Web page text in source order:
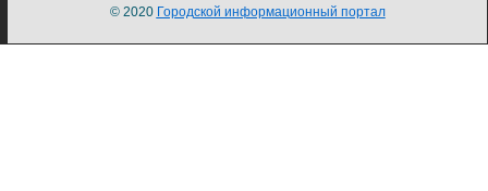
© 2020 Городской информационный портал